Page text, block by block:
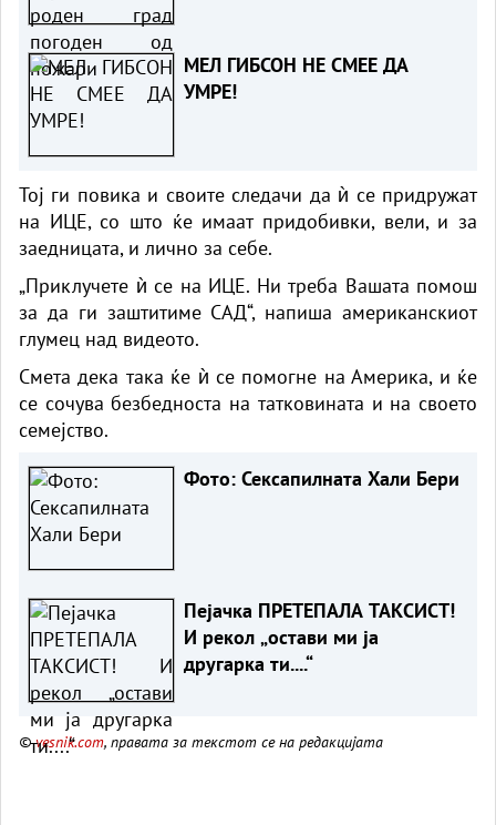
МЕЛ ГИБСОН НЕ СМЕЕ ДА
УМРЕ!
Тој ги повика и своите следачи да ѝ се придружат
на ИЦЕ, со што ќе имаат придобивки, вели, и за
заедницата, и лично за себе.
„Приклучете ѝ се на ИЦЕ. Ни треба Вашата помош
за да ги заштитиме САД“, напиша американскиот
глумец над видеото.
Смета дека така ќе ѝ се помогне на Америка, и ќе
се сочува безбедноста на татковината и на своето
семејство.
Фото: Сексапилната Хали Бери
Пејачка ПРЕТЕПАЛА ТАКСИСТ!
И рекол „остави ми ја
другарка ти....“
©vesnik.com, правата за текстот се на редакцијата